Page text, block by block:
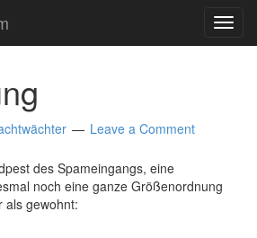
Leave a Comment
des Spameingangs, eine
noch eine ganze Größenordnung
als gewohnt: